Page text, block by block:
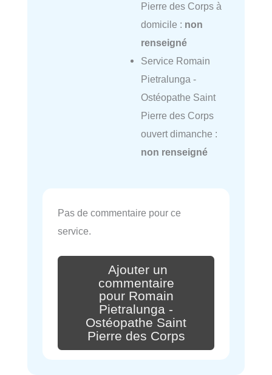
Pierre des Corps à
domicile : non
renseigné
Service Romain
Pietralunga -
Ostéopathe Saint
Pierre des Corps
ouvert dimanche :
non renseigné
Pas de commentaire pour ce
service.
Ajouter un
commentaire
pour Romain
Pietralunga -
Ostéopathe Saint
Pierre des Corps